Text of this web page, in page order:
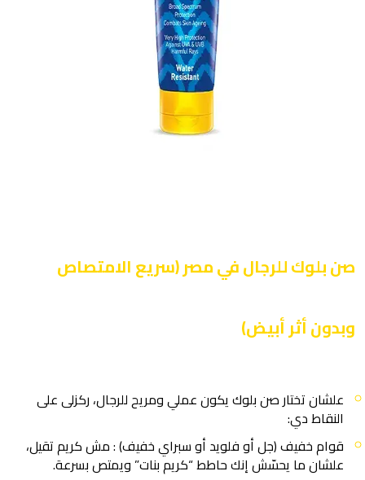
صن بلوك للرجال في مصر (سريع الامتصاص
وبدون أثر أبيض)
علشان تختار صن بلوك يكون عملي ومريح للرجال، ركزلى على
النقاط دي:
قوام خفيف (جل أو فلويد أو سبراي خفيف) : مش كريم تقيل،
علشان ما يحسّش إنك حاطط “كريم بنات” ويمتص بسرعة.